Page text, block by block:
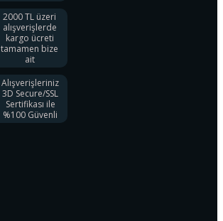
2000 TL üzeri
alışverişlerde
kargo ücreti
tamamen bize
ait
Alışverişleriniz
3D Secure/SSL
Sertifikası ile
%100 Güvenli